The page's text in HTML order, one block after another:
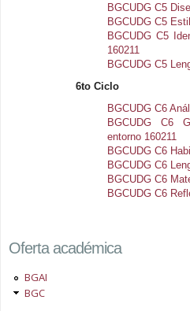
BGCUDG C5
BGCUDG C5
BGCUDG C5
160211
BGCUDG C5
6to Ciclo
BGCUDG C6
BGCUDG C6
entorno 160211
BGCUDG C6
BGCUDG C6
BGCUDG C6
BGCUDG C6
Oferta académica
BGAI
BGC